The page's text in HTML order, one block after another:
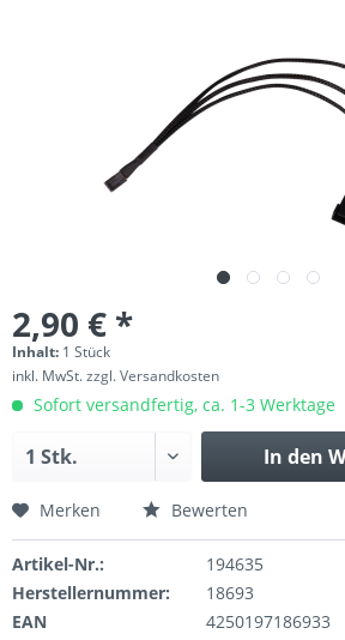
2,90 € *
Inhalt: 1 Stück
inkl. MwSt.zzgl. Versandkosten
Sofort versandfertig, ca. 1-3 Werktage
In den
Merken Bewerten
Artikel-Nr.:
194635
Herstellernummer:
18693
EAN
4250197186933